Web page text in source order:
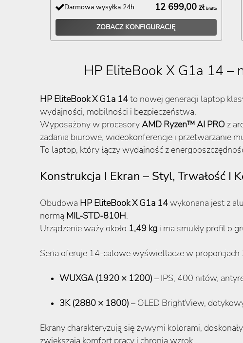
Darmowa wysyłka 24h 12 699,00 złbrutto
ZOBACZ KONFIGURACJĘ
HP EliteBook X G1a 14
HP EliteBook X G1a 14to nowej generacji laptop
wydajności, mobilności i bezpieczeństwa.
Wyposażony w procesoryAMD Ryzen™ AI PRO z
zadania biurowe, wideokonferencje i przetwarzanie
To laptop, który łączy wydajność z
Konstrukcja I Ekran – Styl, Trwałość I
Obudowa HP EliteBook X G1a 14wykonana jest z
normą MIL-STD-810H.
Urządzenie waży około 1,49 kg i ma smukły profil o
Seria oferuje 14-calowe wyświetlacze w proporcjach
WUXGA (1920 × 1200) – IPS, 400 nitów,
3K (2880 × 1800) – OLED BrightView,
Ekrany charakteryzują się żywymi kolorami,
zwiększają komfort pracy i chronią wzrok.